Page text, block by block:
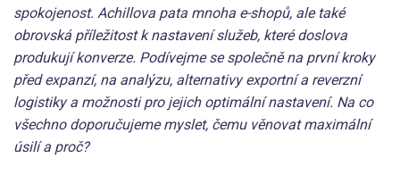
spokojenost. Achillova pata mnoha e-shopů, ale také
obrovská příležitost k nastavení služeb, které doslova
produkují konverze. Podívejme se společně na první kroky
před expanzí, na analýzu, alternativy exportní a reverzní
logistiky a možnosti pro jejich optimální nastavení. Na co
všechno doporučujeme myslet, čemu věnovat maximální
úsilí a proč?